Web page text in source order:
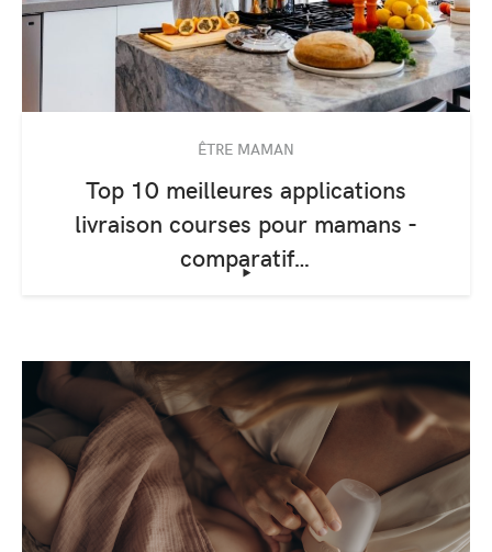
ÊTRE MAMAN
Top 10 meilleures applications
livraison courses pour mamans -
comparatif…
‣